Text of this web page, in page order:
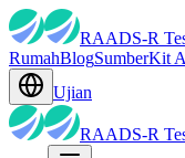
RAADS-R
RumahBlogSumberKit
Ujian
RAADS-R